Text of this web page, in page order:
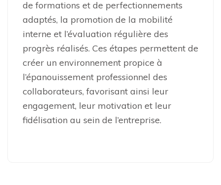
de formations et de perfectionnements
adaptés, la promotion de la mobilité
interne et l’évaluation régulière des
progrès réalisés. Ces étapes permettent de
créer un environnement propice à
l’épanouissement professionnel des
collaborateurs, favorisant ainsi leur
engagement, leur motivation et leur
fidélisation au sein de l’entreprise.